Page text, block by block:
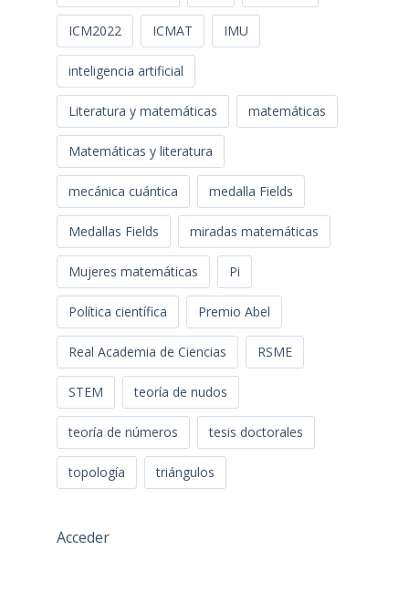
ICM2022 ICMAT IMU
inteligencia artificial
Literatura y matemáticas matemáticas
Matemáticas y literatura
mecánica cuántica medalla Fields
Medallas Fields miradas matemáticas
Mujeres matemáticas Pi
Política científica Premio Abel
Real Academia de Ciencias RSME
STEM teoría de nudos
teoría de números tesis doctorales
topología triángulos
Acceder